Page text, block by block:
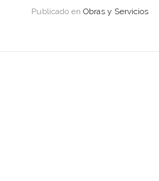
Publicado en Obras y Servicios